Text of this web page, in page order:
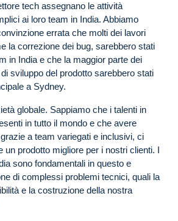
tech assegnano le attività
ai loro team in India. Abbiamo
errata che molti dei lavori
la correzione dei bug, sarebbero stati
in India e che la maggior parte dei
sviluppo del prodotto sarebbero stati
a Sydney.
globale. Sappiamo che i talenti in
in tutto il mondo e che avere
a team variegati e inclusivi, ci
un prodotto migliore per i nostri clienti. I
sono fondamentali in questo e
di complessi problemi tecnici, quali la
e la costruzione della nostra